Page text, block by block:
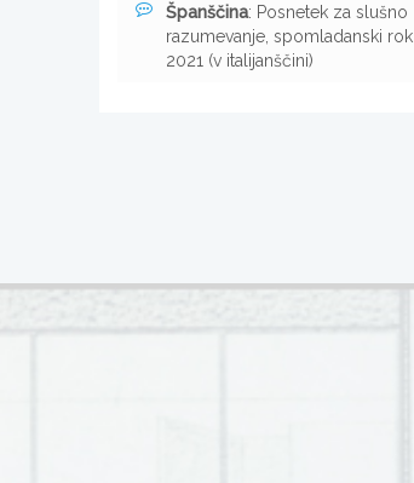
Španščina: Posnetek za slušno
razumevanje, spomladanski rok
2021 (v italijanščini)